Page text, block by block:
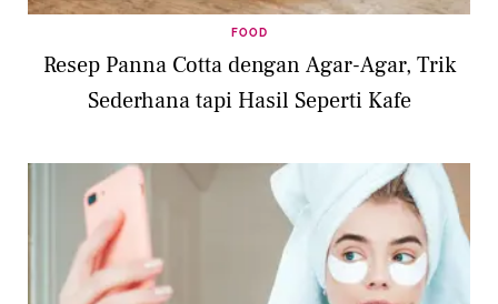
FOOD
Resep Panna Cotta dengan Agar-Agar, Trik
Sederhana tapi Hasil Seperti Kafe